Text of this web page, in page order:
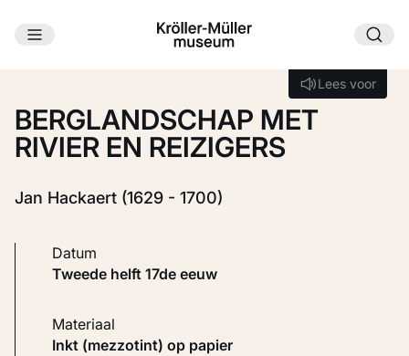
Ga naar hoofdinhoud
Lees voor
Lees voor
BERGLANDSCHAP MET
RIVIER EN REIZIGERS
Jan Hackaert (1629 - 1700)
Datum
tweede helft 17de eeuw
Materiaal
Inkt (mezzotint) op papier